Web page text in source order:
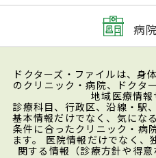
病院
ドクターズ・ファイルは、身
のクリニック・病院、ドクタ
地域医療情報
診療科目、行政区、沿線・駅
基本情報だけでなく、気にな
条件に合ったクリニック・病
ます。 医院情報だけでなく、
関する情報（診療方針や得意